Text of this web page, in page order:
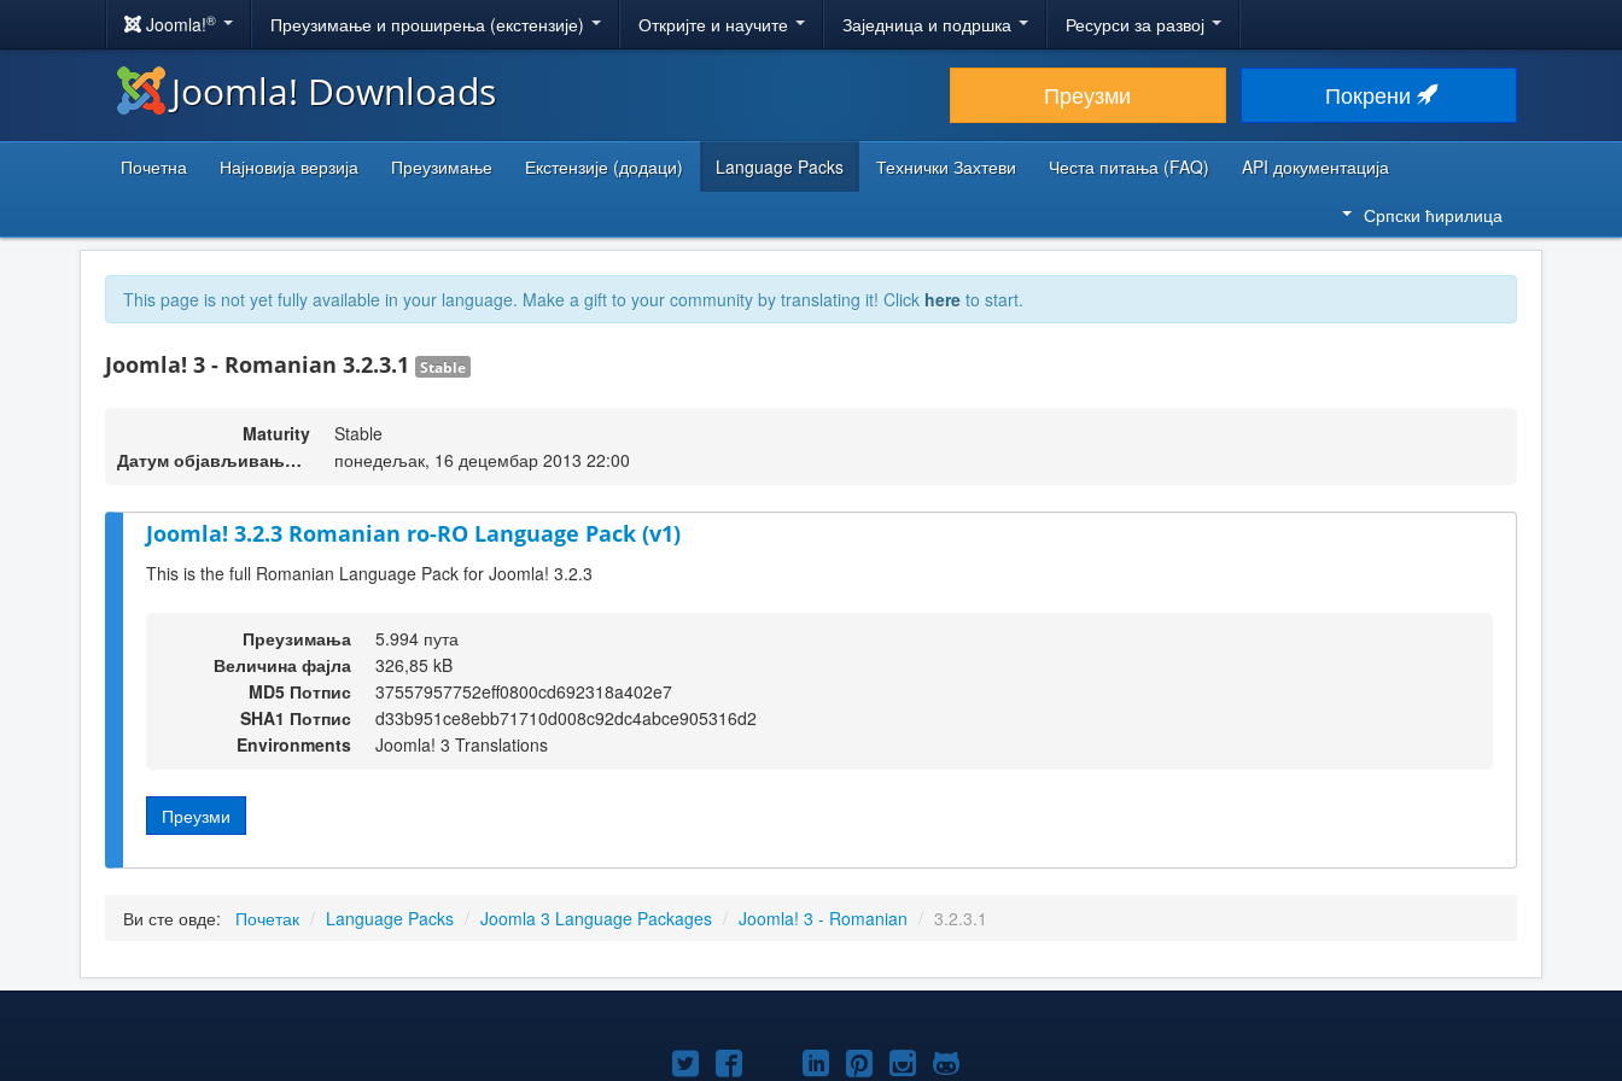
Joomla!® Преузимање и проширења (екстензије) Откријте и научите Заједница и подршка Ресурси за развој
Joomla! Downloads Преузми Покрени
Почетна Најновија верзија Преузимање Екстензије (додаци) Language Packs Технички Захтеви Честа питања (FAQ)
API документација
Српски ћирилица
This page is not yet fully available in your language. Make a gift to your community by translating it! Click here to start.
Joomla! 3 - Romanian 3.2.3.1 Stable
Maturity
Stable
Датум објављивања верзије
понедељак, 16 децембар 2013 22:00
Joomla! 3.2.3 Romanian ro-RO Language Pack (v1)
This is the full Romanian Language Pack for Joomla! 3.2.3
Преузимања
5.994 пута
Величина фајла
326,85 kB
MD5 Потпис
37557957752eff0800cd692318a402e7
SHA1 Потпис
d33b951ce8ebb71710d008c92dc4abce905316d2
Environments
Joomla! 3 Translations
Преузми
Ви сте овде: Почетак / Language Packs / Joomla 3 Language Packages / Joomla! 3 - Romanian / 3.2.3.1
Joomla!Joomla!Joomla!
Joomla!Joomla!
Joomla!Joomla!